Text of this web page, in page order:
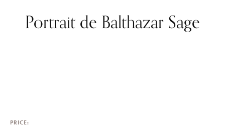
Portrait de Balthazar Sage
PRICE